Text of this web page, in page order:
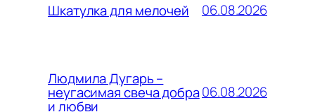
Шкатулка для мелочей 06.08.2026
Людмила Дугарь –
неугасимая свеча добра
и любви
06.08.2026